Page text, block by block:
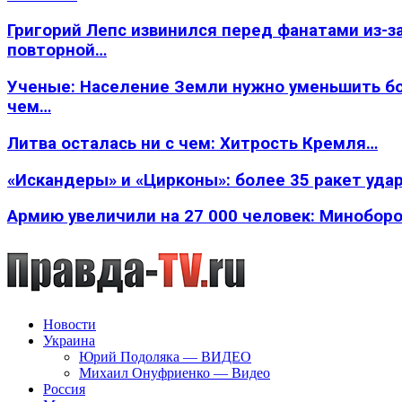
Григорий Лепс извинился перед фанатами из-
повторной…
Ученые: Население Земли нужно уменьшить
чем…
Литва осталась ни с чем: Хитрость Кремля…
«Искандеры» и «Цирконы»: более 35 ракет
Армию увеличили на 27 000 человек:
Новости
Украина
Юрий Подоляка — ВИДЕО
Михаил Онуфриенко — Видео
Россия